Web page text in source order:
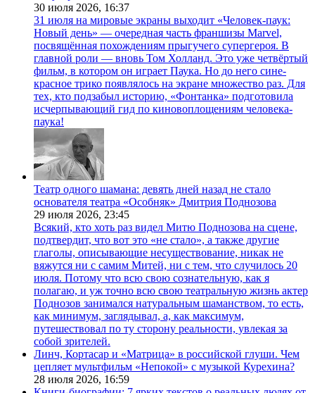
30 июля 2026, 16:37
31 июля на мировые экраны выходит «Человек-паук:
Новый день» — очередная часть франшизы Marvel,
посвящённая похождениям прыгучего супергероя. В
главной роли — вновь Том Холланд. Это уже четвёртый
фильм, в котором он играет Паука. Но до него сине-
красное трико появлялось на экране множество раз. Для
тех, кто подзабыл историю, «Фонтанка» подготовила
исчерпывающий гид по киновоплощениям человека-
паука!
Театр одного шамана: девять дней назад не стало
основателя театра «Особняк» Дмитрия Поднозова
29 июля 2026, 23:45
Всякий, кто хоть раз видел Митю Поднозова на сцене,
подтвердит, что вот это «не стало», а также другие
глаголы, описывающие несуществование, никак не
вяжутся ни с самим Митей, ни с тем, что случилось 20
июля. Потому что всю свою сознательную, как я
полагаю, и уж точно всю свою театральную жизнь актер
Поднозов занимался натуральным шаманством, то есть,
как минимум, заглядывал, а, как максимум,
путешествовал по ту сторону реальности, увлекая за
собой зрителей.
Линч, Кортасар и «Матрица» в российской глуши. Чем
цепляет мультфильм «Непокой» с музыкой Курехина?
28 июля 2026, 16:59